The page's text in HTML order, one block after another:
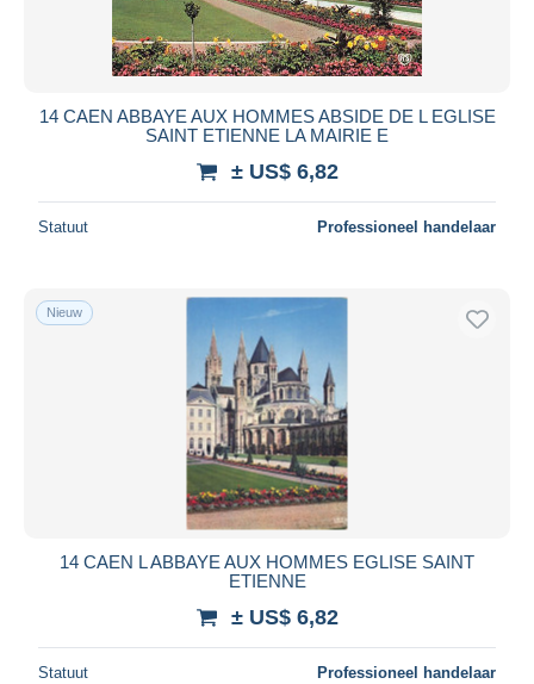
14 CAEN ABBAYE AUX HOMMES ABSIDE DE L EGLISE
SAINT ETIENNE LA MAIRIE E
± US$ 6,82
Statuut Professioneel handelaar
Nieuw
14 CAEN L ABBAYE AUX HOMMES EGLISE SAINT
ETIENNE
± US$ 6,82
Statuut Professioneel handelaar